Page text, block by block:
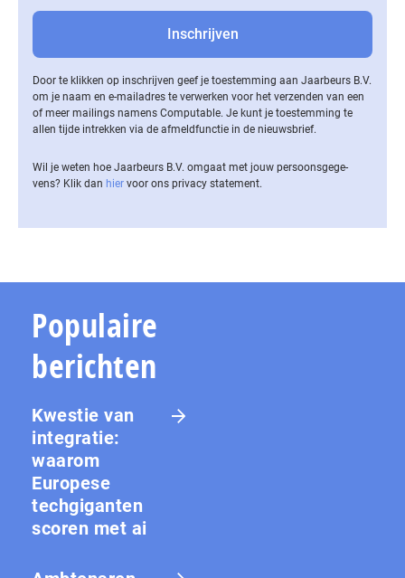
Door te klikken op inschrijven geef je toestemming aan Jaarbeurs B.V.
om je naam en e-mailadres te verwerken voor het verzenden van een
of meer mailings namens Computable. Je kunt je toestemming te
allen tijde intrekken via de af­meld­func­tie in de nieuwsbrief.
Wil je weten hoe Jaarbeurs B.V. omgaat met jouw per­soons­ge­ge­
vens? Klik dan hier voor ons privacy statement.
Populaire
berichten
Kwestie van
integratie:
waarom
Europese
techgiganten
scoren met ai